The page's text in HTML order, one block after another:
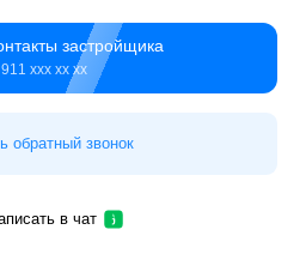
застройщика
ххх хх хх
обратный звонок
в чат